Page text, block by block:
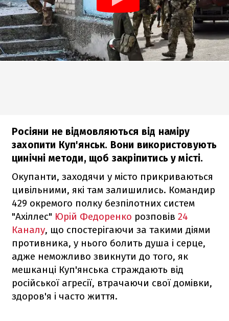
Росіяни не відмовляються від наміру
захопити Куп'янськ. Вони використовують
цинічні методи, щоб закріпитись у місті.
Окупанти, заходячи у місто прикриваються
цивільними, які там залишились. Командир
429 окремого полку безпілотних систем
"Ахіллес" Юрій Федоренко розповів 24
Каналу, що спостерігаючи за такими діями
противника, у нього болить душа і серце,
адже неможливо звикнути до того, як
мешканці Куп'янська страждають від
російської агресії, втрачаючи свої домівки,
здоров'я і часто життя.